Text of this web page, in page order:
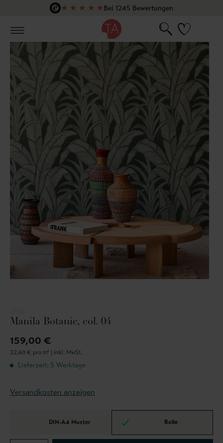
Zum Hauptinhalt springen
★ ★ ★ ★ ★Bei 1245 Bewertungen
Manila Botanic, col. 04
159,00 €
22,60 € pro m² | inkl. MwSt.
Lieferzeit: 5 Werktage
Versandkosten anzeigen
DIN-A4 Muster Rolle